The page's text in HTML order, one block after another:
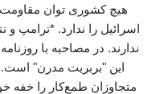
هیچ کشوری توان مقاومت
اسرائیل را ندارد. *ترامپ و
این "بربریت مدرن"
متجاوزان طمع‌کار را خفه